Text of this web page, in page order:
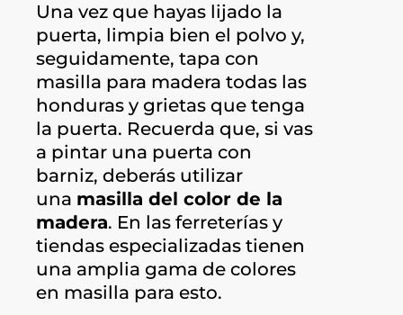
Una vez que hayas lijado la
puerta, limpia bien el polvo y,
seguidamente, tapa con
masilla para madera todas las
honduras y grietas que tenga
la puerta. Recuerda que, si vas
a pintar una puerta con
barniz, deberás utilizar
una masilla del color de la
madera. En las ferreterías y
tiendas especializadas tienen
una amplia gama de colores
en masilla para esto.